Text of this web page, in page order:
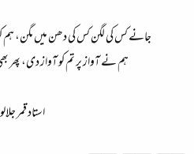
جانے کس کی لگن کس کی دھن میں مگن،ہم
ہم نے آواز پر تم کو آواز دی،پھر
استاد قمر